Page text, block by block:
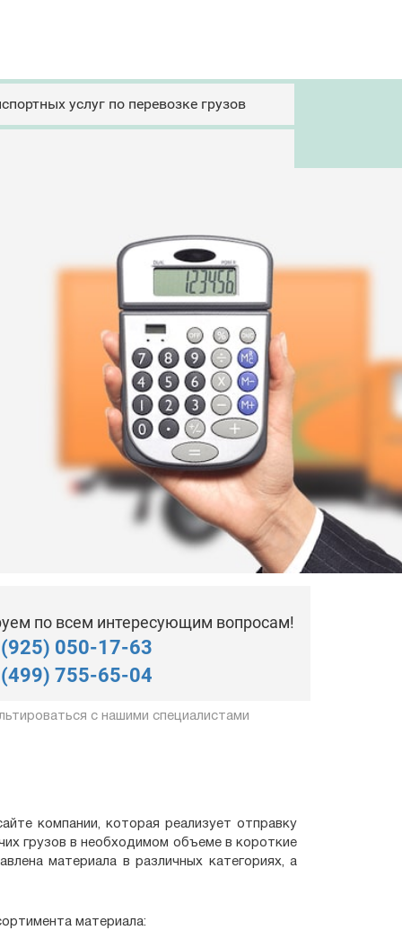
услуг по перевозке грузов
по всем интересующим вопросам!
050-17-63
755-65-04
с нашими специалистами
компании, которая реализует отправку
грузов в необходимом объеме в короткие
материала в различных категориях, а
материала: